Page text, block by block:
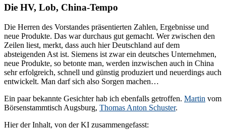
Die HV, Lob, China-Tempo
Die Herren des Vorstandes präsentierten Zahlen, Ergebnisse und
neue Produkte. Das war durchaus gut gemacht. Wer zwischen den
Zeilen liest, merkt, dass auch hier Deutschland auf dem
absteigenden Ast ist. Siemens ist zwar ein deutsches Unternehmen,
neue Produkte, so betonte man, werden inzwischen auch in China
sehr erfolgreich, schnell und günstig produziert und neuerdings auch
entwickelt. Man darf sich also Sorgen machen…
Ein paar bekannte Gesichter hab ich ebenfalls getroffen. Martin vom
Börsenstammtisch Augsburg, Thomas Anton Schuster.
Hier der Inhalt, von der KI zusammengefasst: